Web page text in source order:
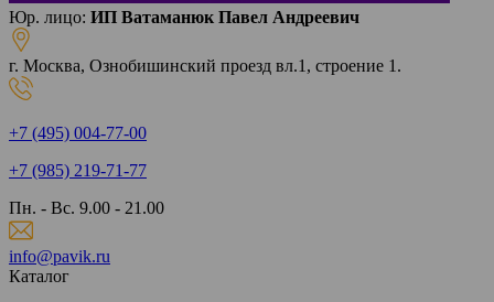
Юр. лицо: ИП Ватаманюк Павел Андреевич
г. Москва, Ознобишинский проезд вл.1, строение 1.
+7 (495) 004-77-00
+7 (985) 219-71-77
Пн. - Вс. 9.00 - 21.00
info@pavik.ru
Каталог